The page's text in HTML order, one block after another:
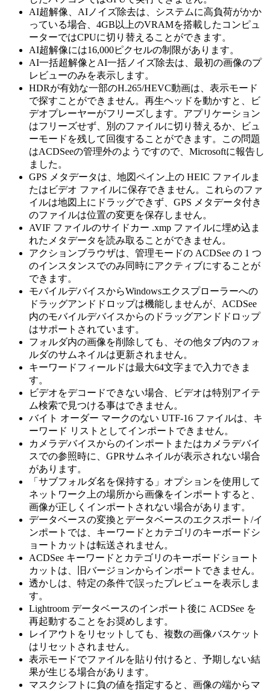
AI超解像、AIノイズ除去は、システムに高負荷がかか
っている場合、4GB以上のVRAMを搭載したコンピュ
ーターではCPUに切り替えることができます。
AI超解像には16,000ピクセルの制限があります。
AI一括超解像とAI一括ノイズ除去は、最初の画像のプ
レビューのみを表示します。
HDRが有効な一部のH.265/HEVC動画は、表示モード
で探すことができません。再生ヘッドを動かすと、ビ
デオプレーヤーがフリーズします。アプリケーション
はフリーズせず、別のファイルに切り替えるか、ビュ
ーモードを残して回復することができます。この問題
はACDSeeの管理外のようですので、Microsoftに報告し
ました。
GPS メタデータは、地図ペイン上の HEIC ファイルま
たはビデオ ファイルに保存できません。これらのファ
イルは地図上にドラッグできず、GPS メタデータ付き
のファイルは位置の変更を保存しません。
AVIF ファイルのサイドカー .xmp ファイルに埋め込ま
れたメタデータを読み取ることができません。
アクションブラウザは、管理モードの ACDSee の 1 つ
のインスタンスでのみ同時にアクティブにすることが
できます。
モバイルデバイスからWindowsエクスプローラーへの
ドラッグアンドドロップは機能しませんが、ACDSee
内のモバイルデバイスからのドラッグアンドドロップ
はサポートされています。
フォルダ内の画像を削除しても、その他タブ内のフォ
ルダのサムネイルは更新されません。
キーワードフィールドは最大64文字まで入力できま
す。
ビデオをデコードできない場合、ビデオは特別アイテ
ム検索で見つける事はできません。
バイト オーダー マークのない UTF-16 ファイルは、キ
ーワード リストとしてインポートできません。
カメラデバイスからのインポートまたはカメラデバイ
スでの参照時に、GPRサムネイルが表示されない場合
があります。
「サブフォルダ名を保持する」オプションを使用して
ネットワーク上の場所から画像をインポートすると、
画像が正しくインポートされない場合があります。
データベースの変換とデータベースのエクスポート/イ
ンポートでは、キーワードとカテゴリのキーボードシ
ョートカットは転送されません。
ACDSee キーワードとカテゴリのキーボードショート
カットは、旧バージョンからインポートできません。
透かしは、特定の条件で誤ったプレビューを表示しま
す。
Lightroom データベースのインポート後に ACDSee を
再起動することをお奨めします。
レイアウトをリセットしても、複数の画像バスケット
はリセットされません。
表示モードでファイルを貼り付けると、予期しない結
果が生じる場合があります。
マスクシフトに負の値を指定すると、画像の端からマ